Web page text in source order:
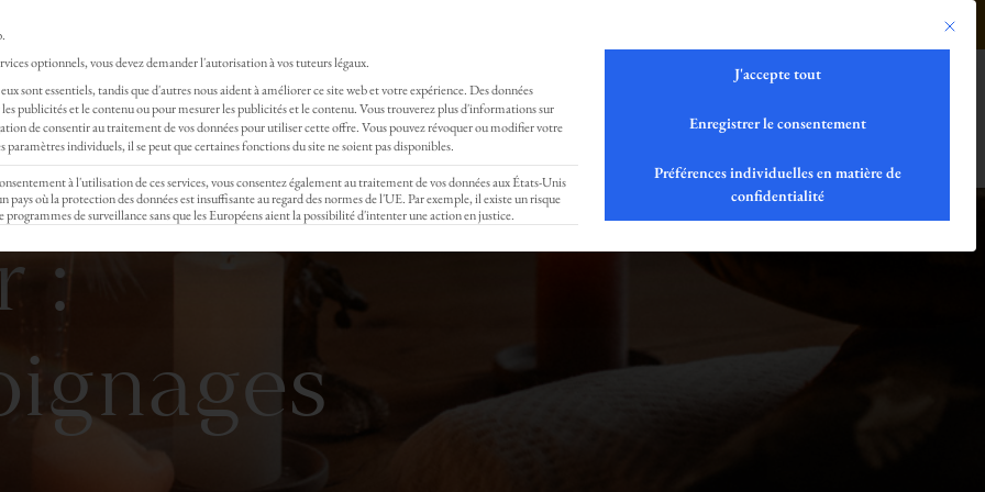
MASSAGES EVENTS STAGE & FORMATION
:
Ce
optionnels, vous devez demander l'autorisation à vos tuteurs légaux.
sont essentiels, tandis que d'autres nous aident à améliorer ce site web et votre expérience.Des données
publicités et le contenu ou pour mesurer les publicités et le contenu.Vous trouverez plus d'informations sur
de consentir au traitement de vos données pour utiliser cette offre.Vous pouvez révoquer ou modifier votre
individuels, il se peut que certaines fonctions du site ne soient pas disponibles.
à l'utilisation de ces services, vous consentez également au traitement de vos données aux États-Unis
où la protection des données est insuffisante au regard des normes de l'UE. Par exemple, il existe un risque
de surveillance sans que les Européens aient la possibilité d'intenter une action en justice.
J'accepte tout
Enregistrer le consentement
Préférences individuelles en matière de
confidentialité